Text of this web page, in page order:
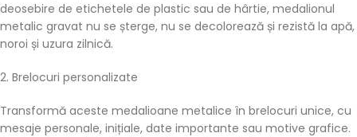
deosebire de etichetele de plastic sau de hârtie, medalionul
metalic gravat nu se șterge, nu se decolorează și rezistă la apă,
noroi și uzura zilnică.
2. Brelocuri personalizate
Transformă aceste medalioane metalice în brelocuri unice, cu
mesaje personale, inițiale, date importante sau motive grafice.